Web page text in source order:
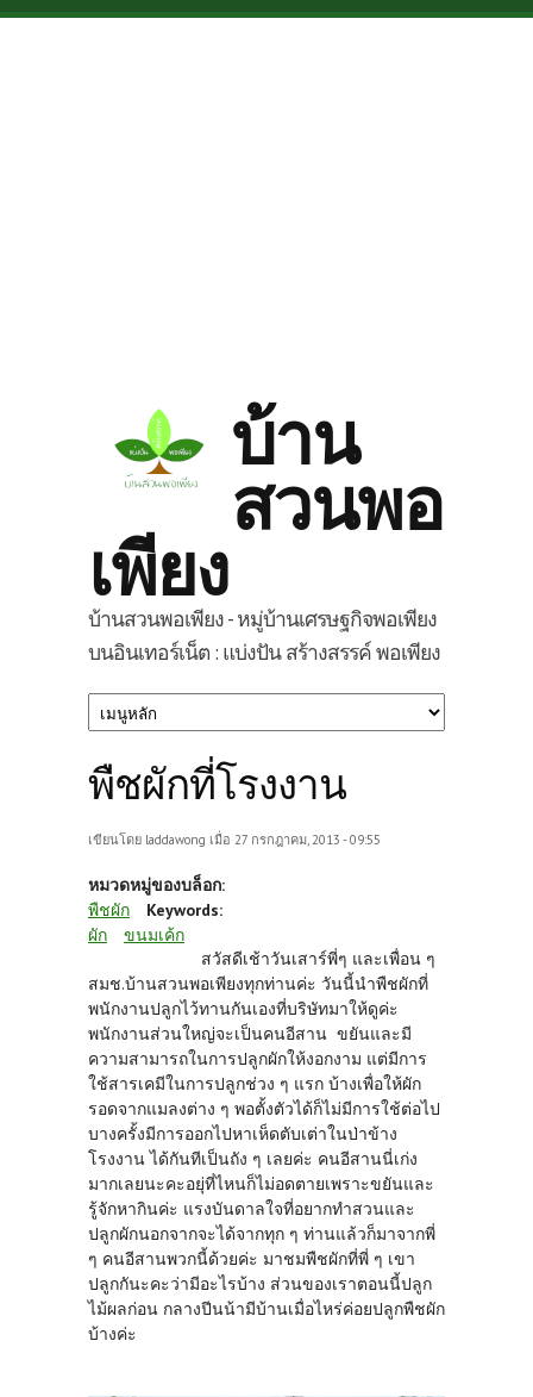
Skip to main content
บ้าน
สวนพอ
เพียง
บ้านสวนพอเพียง - หมู่บ้านเศรษฐกิจพอเพียง
บนอินเทอร์เน็ต : แบ่งปัน สร้างสรรค์ พอเพียง
พืชผักที่โรงงาน
เขียนโดย laddawong เมื่อ 27 กรกฎาคม, 2013 - 09:55
หมวดหมู่ของบล็อก:
พืชผัก
Keywords:
ผัก
ขนมเค้ก
สวัสดีเช้าวันเสาร์พี่ๆ และเพื่อน ๆ
สมช.บ้านสวนพอเพียงทุกท่านค่ะ วันนี้นำพืชผักที่
พนักงานปลูกไว้ทานกันเองที่บริษัทมาให้ดูค่ะ
พนักงานส่วนใหญ่จะเป็นคนอีสาน ขยันและมี
ความสามารถในการปลูกผักให้งอกงาม แต่มีการ
ใช้สารเคมีในการปลูกช่วง ๆ แรก บ้างเพื่อให้ผัก
รอดจากแมลงต่าง ๆ พอตั้งตัวได้ก็ไม่มีการใช้ต่อไป
บางครั้งมีการออกไปหาเห็ดตับเต่าในป่าข้าง
โรงงาน ได้กันทีเป็นถัง ๆ เลยค่ะ คนอีสานนี่เก่ง
มากเลยนะคะอยุ่ที่ไหนก็ไม่อดตายเพราะขยันและ
รู้จักหากินค่ะ แรงบันดาลใจที่อยากทำสวนและ
ปลูกผักนอกจากจะได้จากทุก ๆ ท่านแล้วก็มาจากพี่
ๆ คนอีสานพวกนี้ด้วยค่ะ มาชมพืชผักที่พี่ ๆ เขา
ปลูกกันะคะว่ามีอะไรบ้าง ส่วนของเราตอนนี้ปลูก
ไม้ผลก่อน กลางปีนน้ามีบ้านเมื่อไหร่ค่อยปลูกพืชผัก
บ้างค่ะ